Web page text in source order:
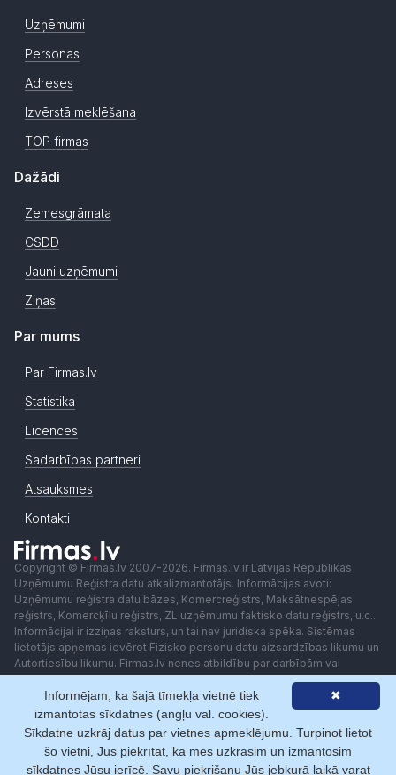
Uzņēmumi
Personas
Adreses
Izvērstā meklēšana
TOP firmas
Dažādi
Zemesgrāmata
CSDD
Jauni uzņēmumi
Ziņas
Par mums
Par Firmas.lv
Statistika
Licences
Sadarbības partneri
Atsauksmes
Kontakti
Copyright © Firmas.lv 2007-2026. Firmas.lv ir Latvijas Republikas
Uzņēmumu Reģistra datu atkalizmantotājs. Informācijas avoti:
Uzņēmumu reģistra datu bāzes, Komercreģistrs, Maksātnespējas
reģistrs, Komercķīlu reģistrs, ZL uzņēmumu faktisko datu reģistrs, u.c..
Informācijai ir izziņas raksturs, un tai nav juridiska spēka. Sistēmas
lietotājs apņemas ievērot Fizisko personu datu aizsardzības likumu un
Autortiesību likumu. Firmas.lv nenes atbildību par darbībām vai
lēmumiem, kas balstīti uz saņemto pakalpojumu. Lietotājam aizliegts
izmantot jebkādas automatizētas sistēmas vai iekārtas (robotus)
piekļuvei sistēmai bez rakstiskas saskaņošanas ar Firmas.lv. Galvenā
redaktore: Ingūna Pempere.
Lietošanas noteikumi
Privātuma politika Norēķini ar
✖
Informējam, ka šajā tīmekļa vietnē tiek
izmantotas sīkdatnes (angļu val. cookies).
Sīkdatne uzkrāj datus par vietnes apmeklējumu. Turpinot lietot
šo vietni, Jūs piekrītat, ka mēs uzkrāsim un izmantosim
sīkdatnes Jūsu ierīcē. Savu piekrišanu Jūs jebkurā laikā varat